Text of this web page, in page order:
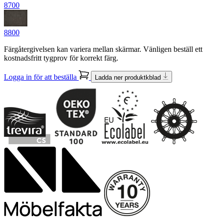
8700
8800
Färgåtergivelsen kan variera mellan skärmar. Vänligen beställ ett
kostnadsfritt tygprov för korrekt färg.
Logga in för att beställa Ladda ner produktkblad